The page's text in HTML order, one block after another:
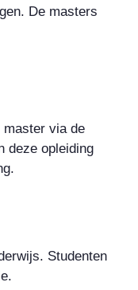
De masters
master via de
deze opleiding
Studenten